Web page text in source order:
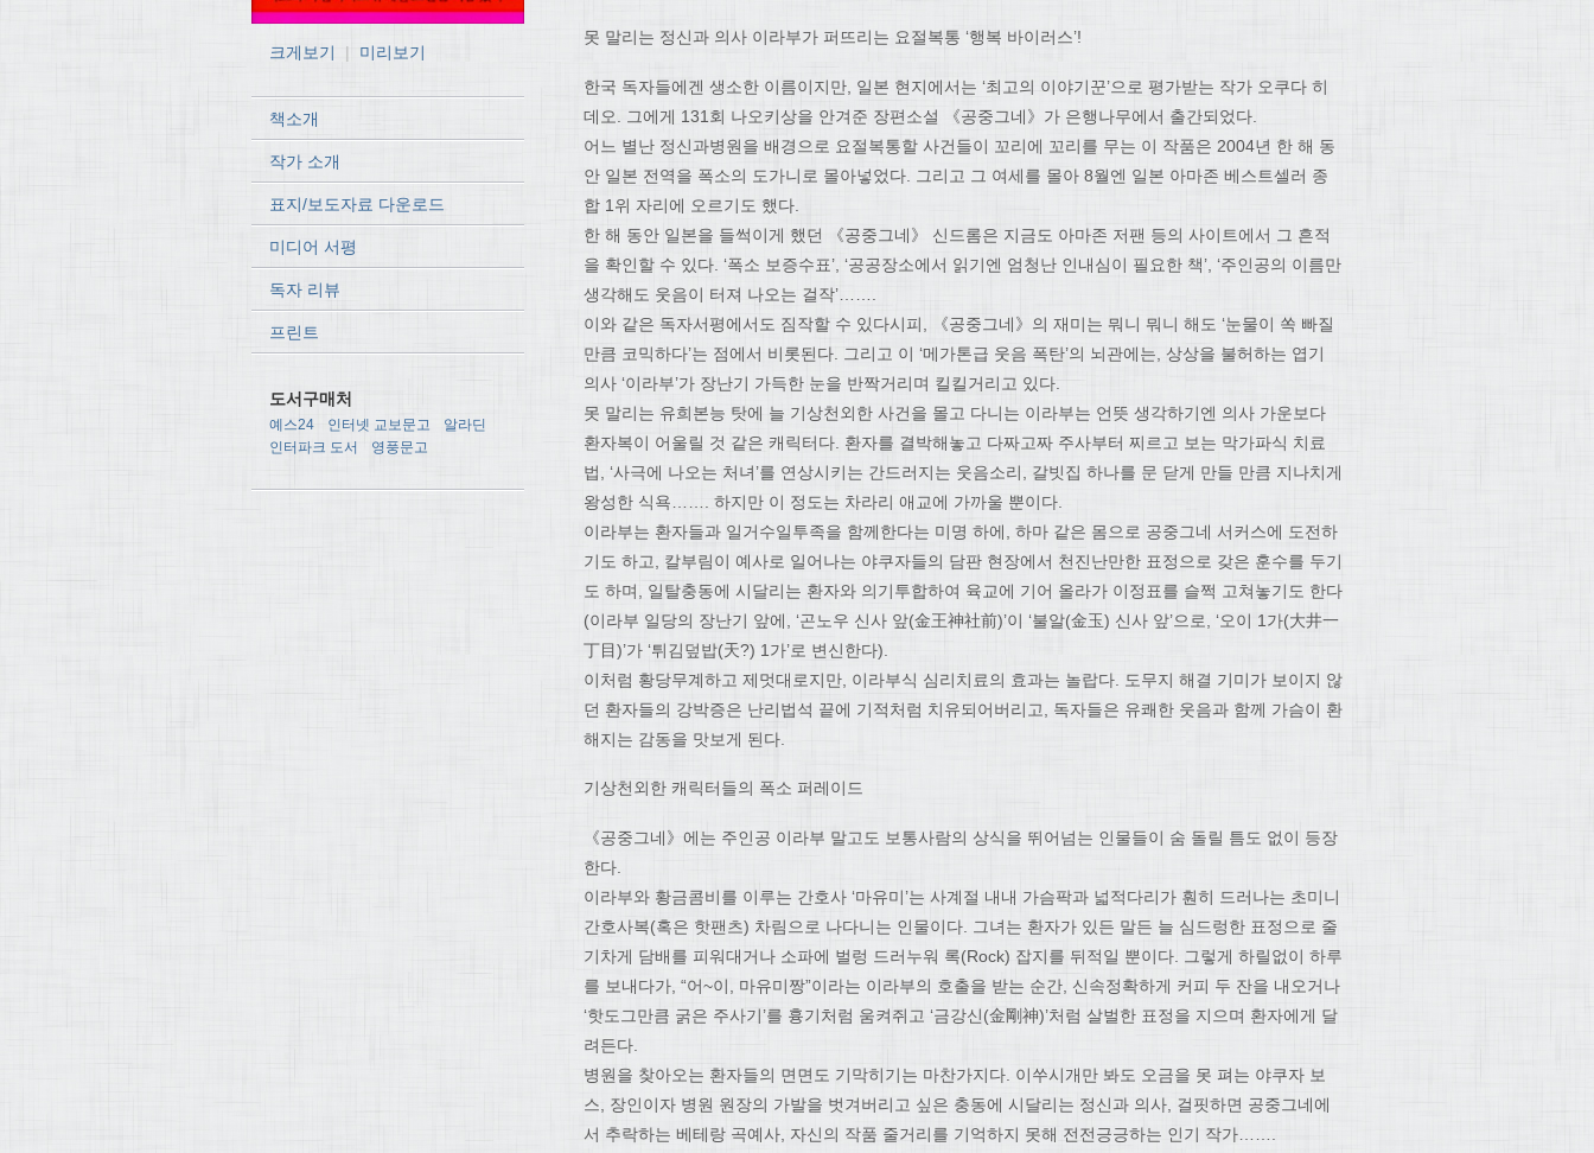
크게보기 | 미리보기
책소개
작가 소개
표지/보도자료 다운로드
미디어 서평
독자 리뷰
프린트
도서구매처
예스24 인터넷 교보문고
알라딘
인터파크 도서
영풍문고
못 말리는 정신과 의사 이라부가 퍼뜨리는 요절복통 ‘행복 바이러스’!
한국 독자들에겐 생소한 이름이지만, 일본 현지에서는 ‘최고의 이야기꾼’으로 평가받는 작가 오쿠다 히
데오. 그에게 131회 나오키상을 안겨준 장편소설 《공중그네》가 은행나무에서 출간되었다.
어느 별난 정신과병원을 배경으로 요절복통할 사건들이 꼬리에 꼬리를 무는 이 작품은 2004년 한 해 동
안 일본 전역을 폭소의 도가니로 몰아넣었다. 그리고 그 여세를 몰아 8월엔 일본 아마존 베스트셀러 종
합 1위 자리에 오르기도 했다.
한 해 동안 일본을 들썩이게 했던 《공중그네》 신드롬은 지금도 아마존 저팬 등의 사이트에서 그 흔적
을 확인할 수 있다. ‘폭소 보증수표’, ‘공공장소에서 읽기엔 엄청난 인내심이 필요한 책’, ‘주인공의 이름만
생각해도 웃음이 터져 나오는 걸작’…….
이와 같은 독자서평에서도 짐작할 수 있다시피, 《공중그네》의 재미는 뭐니 뭐니 해도 ‘눈물이 쏙 빠질
만큼 코믹하다’는 점에서 비롯된다. 그리고 이 ‘메가톤급 웃음 폭탄’의 뇌관에는, 상상을 불허하는 엽기
의사 ‘이라부’가 장난기 가득한 눈을 반짝거리며 킬킬거리고 있다.
못 말리는 유희본능 탓에 늘 기상천외한 사건을 몰고 다니는 이라부는 언뜻 생각하기엔 의사 가운보다
환자복이 어울릴 것 같은 캐릭터다. 환자를 결박해놓고 다짜고짜 주사부터 찌르고 보는 막가파식 치료
법, ‘사극에 나오는 처녀’를 연상시키는 간드러지는 웃음소리, 갈빗집 하나를 문 닫게 만들 만큼 지나치게
왕성한 식욕……. 하지만 이 정도는 차라리 애교에 가까울 뿐이다.
이라부는 환자들과 일거수일투족을 함께한다는 미명 하에, 하마 같은 몸으로 공중그네 서커스에 도전하
기도 하고, 칼부림이 예사로 일어나는 야쿠자들의 담판 현장에서 천진난만한 표정으로 갖은 훈수를 두기
도 하며, 일탈충동에 시달리는 환자와 의기투합하여 육교에 기어 올라가 이정표를 슬쩍 고쳐놓기도 한다
(이라부 일당의 장난기 앞에, ‘곤노우 신사 앞(金王神社前)’이 ‘불알(金玉) 신사 앞’으로, ‘오이 1가(大井一
丁目)’가 ‘튀김덮밥(天?) 1가’로 변신한다).
이처럼 황당무계하고 제멋대로지만, 이라부식 심리치료의 효과는 놀랍다. 도무지 해결 기미가 보이지 않
던 환자들의 강박증은 난리법석 끝에 기적처럼 치유되어버리고, 독자들은 유쾌한 웃음과 함께 가슴이 환
해지는 감동을 맛보게 된다.
기상천외한 캐릭터들의 폭소 퍼레이드
《공중그네》에는 주인공 이라부 말고도 보통사람의 상식을 뛰어넘는 인물들이 숨 돌릴 틈도 없이 등장
한다.
이라부와 황금콤비를 이루는 간호사 ‘마유미’는 사계절 내내 가슴팍과 넓적다리가 훤히 드러나는 초미니
간호사복(혹은 핫팬츠) 차림으로 나다니는 인물이다. 그녀는 환자가 있든 말든 늘 심드렁한 표정으로 줄
기차게 담배를 피워대거나 소파에 벌렁 드러누워 록(Rock) 잡지를 뒤적일 뿐이다. 그렇게 하릴없이 하루
를 보내다가, “어~이, 마유미짱”이라는 이라부의 호출을 받는 순간, 신속정확하게 커피 두 잔을 내오거나
‘핫도그만큼 굵은 주사기’를 흉기처럼 움켜쥐고 ‘금강신(金剛神)’처럼 살벌한 표정을 지으며 환자에게 달
려든다.
병원을 찾아오는 환자들의 면면도 기막히기는 마찬가지다. 이쑤시개만 봐도 오금을 못 펴는 야쿠자 보
스, 장인이자 병원 원장의 가발을 벗겨버리고 싶은 충동에 시달리는 정신과 의사, 걸핏하면 공중그네에
서 추락하는 베테랑 곡예사, 자신의 작품 줄거리를 기억하지 못해 전전긍긍하는 인기 작가…….